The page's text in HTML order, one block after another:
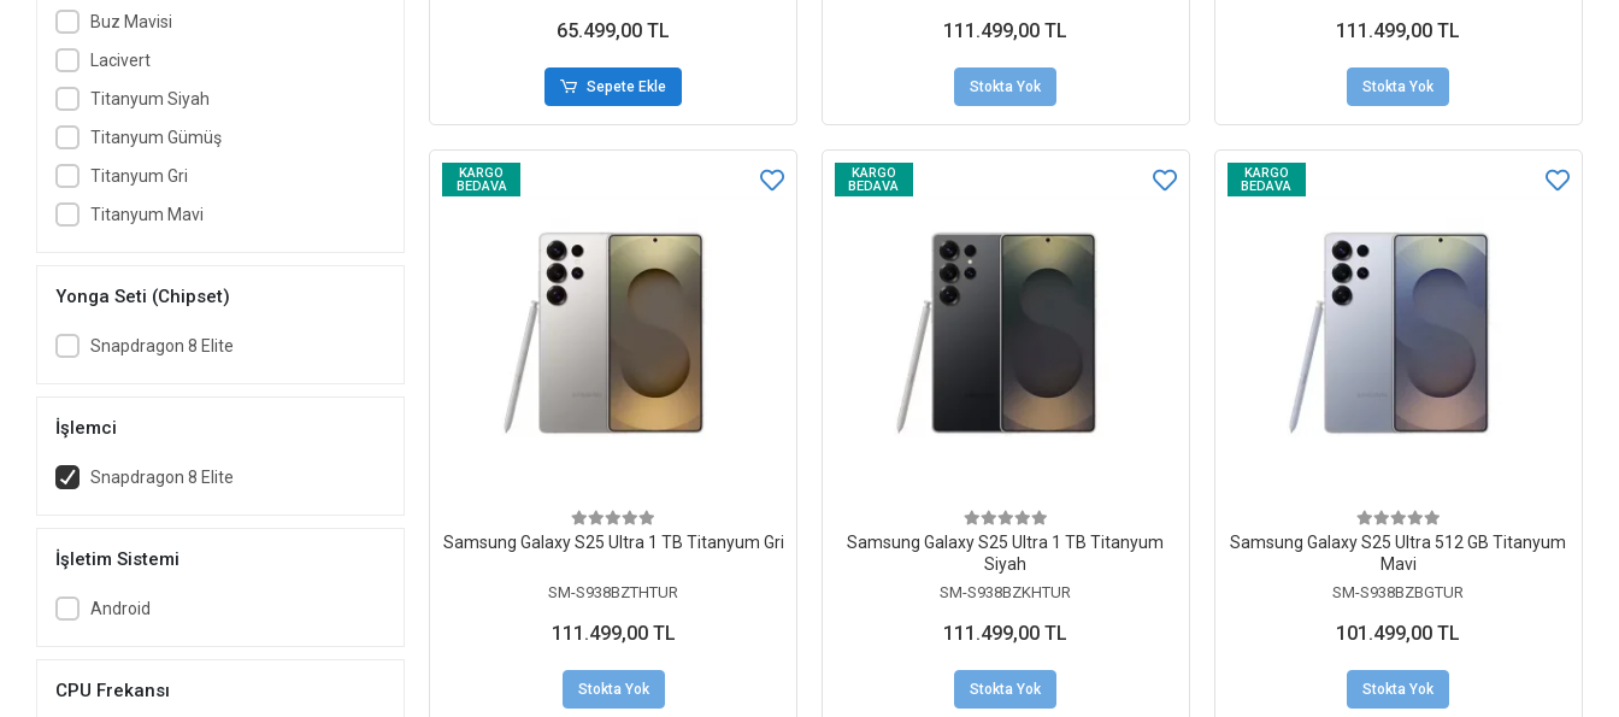
Buz Mavisi
Lacivert
Titanyum Siyah
Titanyum Gümüş
Titanyum Gri
Titanyum Mavi
Yonga Seti (Chipset)
Snapdragon 8 Elite
İşlemci
Snapdragon 8 Elite
İşletim Sistemi
Android
CPU Frekansı
65.499,00 TL
Sepete Ekle
111.499,00 TL
Stokta Yok
111.499,00 TL
Stokta Yok
KARGO
BEDAVA
Samsung Galaxy S25 Ultra 1 TB Titanyum Gri
SM-S938BZTHTUR
111.499,00 TL
Stokta Yok
KARGO
BEDAVA
Samsung Galaxy S25 Ultra 1 TB Titanyum
Siyah
SM-S938BZKHTUR
111.499,00 TL
Stokta Yok
KARGO
BEDAVA
Samsung Galaxy S25 Ultra 512 GB Titanyum
Mavi
SM-S938BZBGTUR
101.499,00 TL
Stokta Yok